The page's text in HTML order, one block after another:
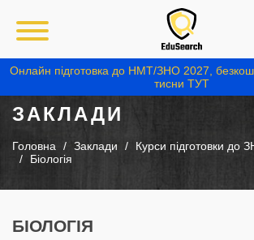
Онлайн підготовка до НМТ/ЗНО 2027,
тисни ТУТ
ЗАКЛАДИ
Головна Заклади
Курси підготовки
Біологія
БІОЛОГІЯ